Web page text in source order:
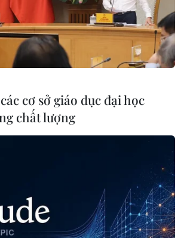
đàm phán trực tiếp giữa hai bên
cơ sở giáo dục đại học
chất lượng